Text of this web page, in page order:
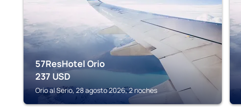
57ResHotel Orio
237 USD
Orio al Serio, 28 agosto 2026, 2 noches